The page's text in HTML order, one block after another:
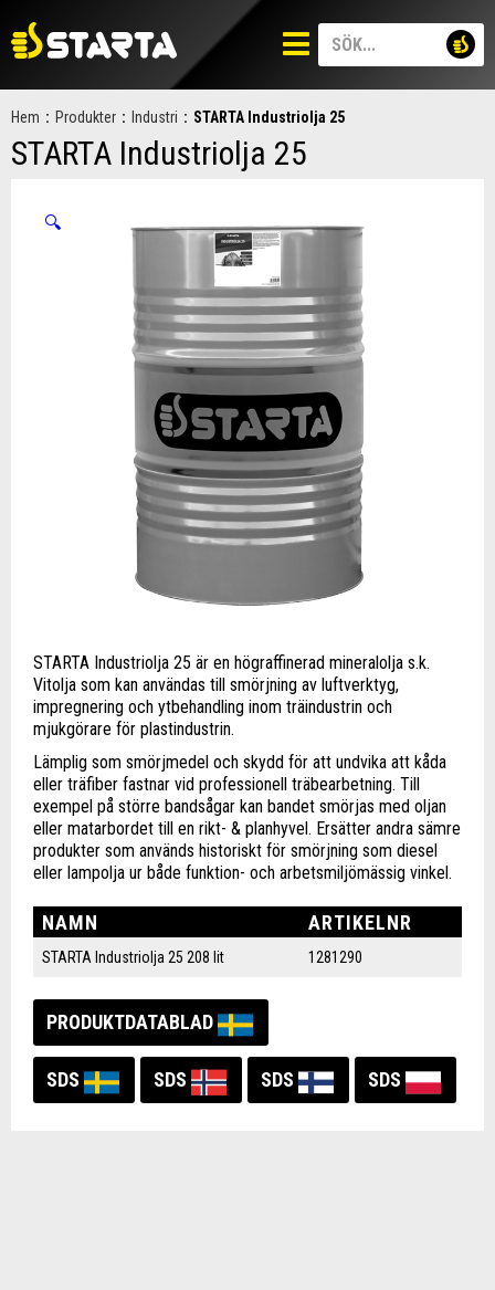
Hem : Produkter : Industri : STARTA Industriolja 25
STARTA Industriolja 25
🔍
STARTA Industriolja 25 är en högraffinerad mineralolja s.k.
Vitolja som kan användas till smörjning av luftverktyg,
impregnering och ytbehandling inom träindustrin och
mjukgörare för plastindustrin.
Lämplig som smörjmedel och skydd för att undvika att kåda
eller träfiber fastnar vid professionell träbearbetning. Till
exempel på större bandsågar kan bandet smörjas med oljan
eller matarbordet till en rikt- & planhyvel. Ersätter andra sämre
produkter som används historiskt för smörjning som diesel
eller lampolja ur både funktion- och arbetsmiljömässig vinkel.
NAMN ARTIKELNR
STARTA Industriolja 25 208 lit 1281290
PRODUKTDATABLAD
SDS SDS SDS SDS